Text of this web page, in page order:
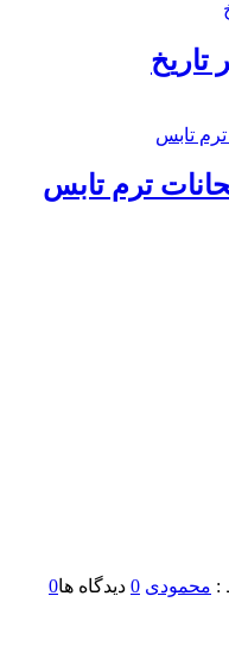
تاریخ
ترم تابس
: محمودی 0 دیدگاه ها0